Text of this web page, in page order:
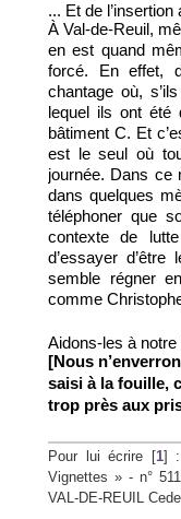
... Et de
À Val-de-Reuil,
en est quand
forcé. En effet,
chantage où,
lequel ils ont été
bâtiment C. Et
est le seul où
journée. Dans ce
dans quelques
téléphoner que
contexte de
d’essayer
semble régner
comme
Aidons-les à notre
[Nous
saisi à la fouille,
trop près aux
Pour lui écrire [1]
Vignettes » - n°
VAL-DE-REUIL